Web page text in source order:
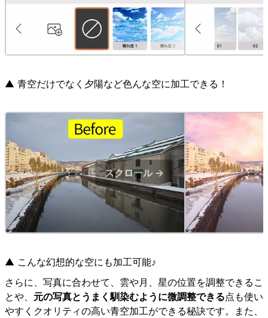
▲ 青空だけでなく夕陽など色んな空に加工できる！
スクロール →
▲ こんな幻想的な空にも加工可能♪
さらに、写真に合わせて、雲や月、星の位置を調整できるこ
とや、 元の写真とうまく馴染むように微調整できる点も使い
やすくクオリティの高い青空加工ができる秘訣です。また、